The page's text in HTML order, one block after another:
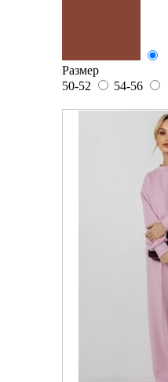
Размер
50-52
54-56